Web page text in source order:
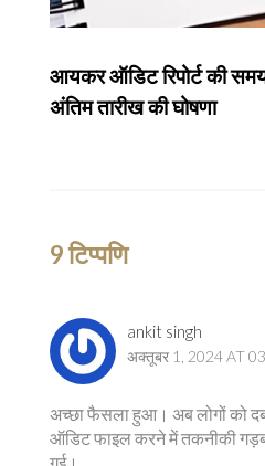
आयकर ऑडिट रिपोर्ट की
अंतिम तारीख की घोषणा
9 टिप्पणि
ankit singh
अक्तूबर 1, 2024 AT
अच्छा फैसला हुआ। अब लोगों को
ऑडिट फाइल करने में तकनीकी गड़बड़